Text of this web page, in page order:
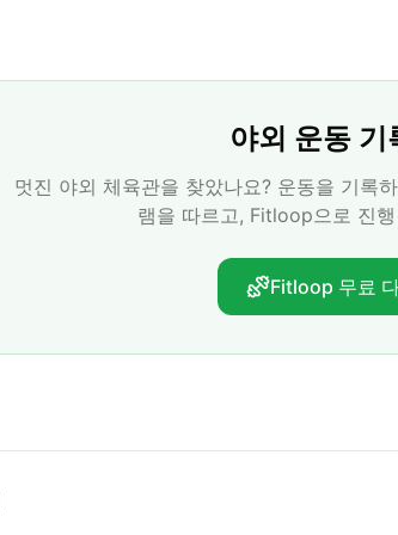
야외 운동 기
멋진 야외 체육관을 찾았나요? 운동을 기록
램을 따르고, Fitloop으로 진
Fitloop 무료